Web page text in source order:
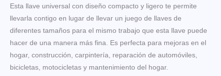
Esta llave universal con diseño compacto y ligero te permite
llevarla contigo en lugar de llevar un juego de llaves de
diferentes tamaños para el mismo trabajo que esta llave puede
hacer de una manera más fina. Es perfecta para mejoras en el
hogar, construcción, carpintería, reparación de automóviles,
bicicletas, motocicletas y mantenimiento del hogar.